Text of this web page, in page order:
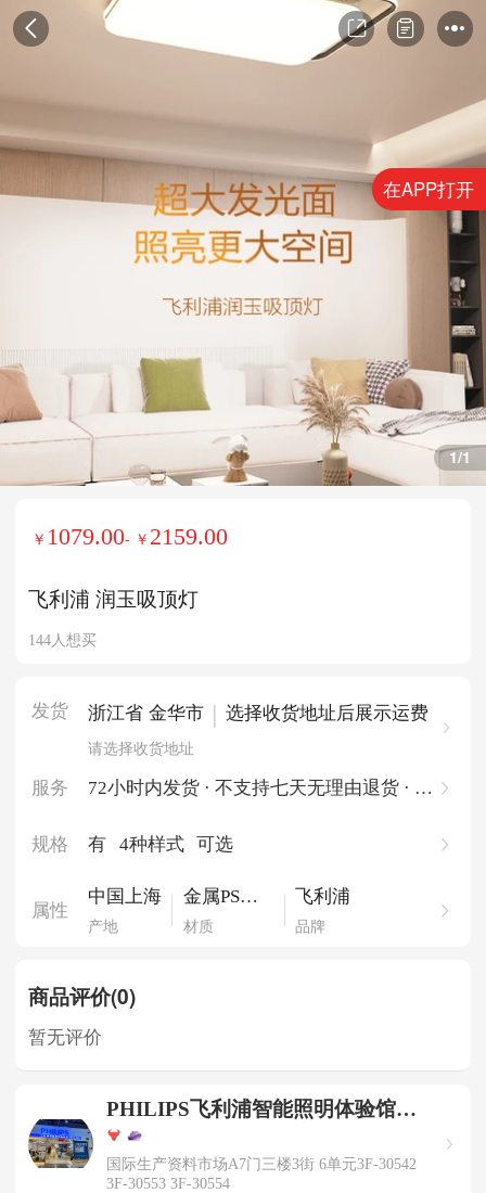
在APP打开
1/1
￥ 1079.00- ￥ 2159.00
飞利浦 润玉吸顶灯
144人想买
发货 浙江省 金华市 | 选择收货地址后展示运费
请选择收货地址
服务
72小时内发货 · 不支持七天无理由退货 · 一
规格
有 4种样式 可选
属性
中国上海
产地
金属PS硅
胶
材质
飞利浦
品牌
商品评价(0)
暂无评价
PHILIPS飞利浦智能照明体验馆
BE1ZJ005
国际生产资料市场A7门三楼3街 6单元3F-30542
3F-30553 3F-30554